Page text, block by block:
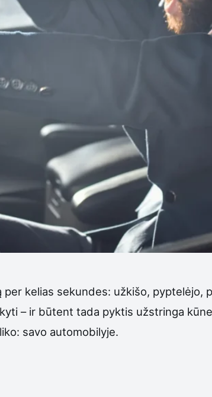
kelias sekundes: užkišo, pyptelėjo,
– ir būtent tada pyktis užstringa
savo automobilyje.